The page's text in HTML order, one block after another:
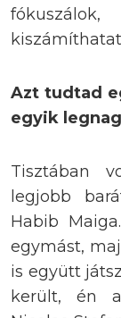
Azt tudtad
egyik
Tisztában
legjobb
Habib
egymást,
is együtt
került, én